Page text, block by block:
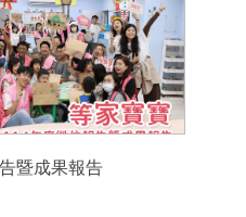
暨成果報告